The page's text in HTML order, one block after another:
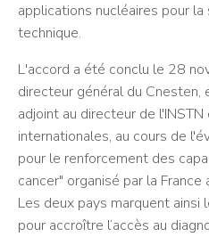
applications nucléaires pour
technique.
L'accord a été conclu le 28
directeur général du Cnesten,
adjoint au directeur de
internationales, au cours de
pour le renforcement des
cancer" organisé par la
Les deux pays marquent
pour accroître l’accès au